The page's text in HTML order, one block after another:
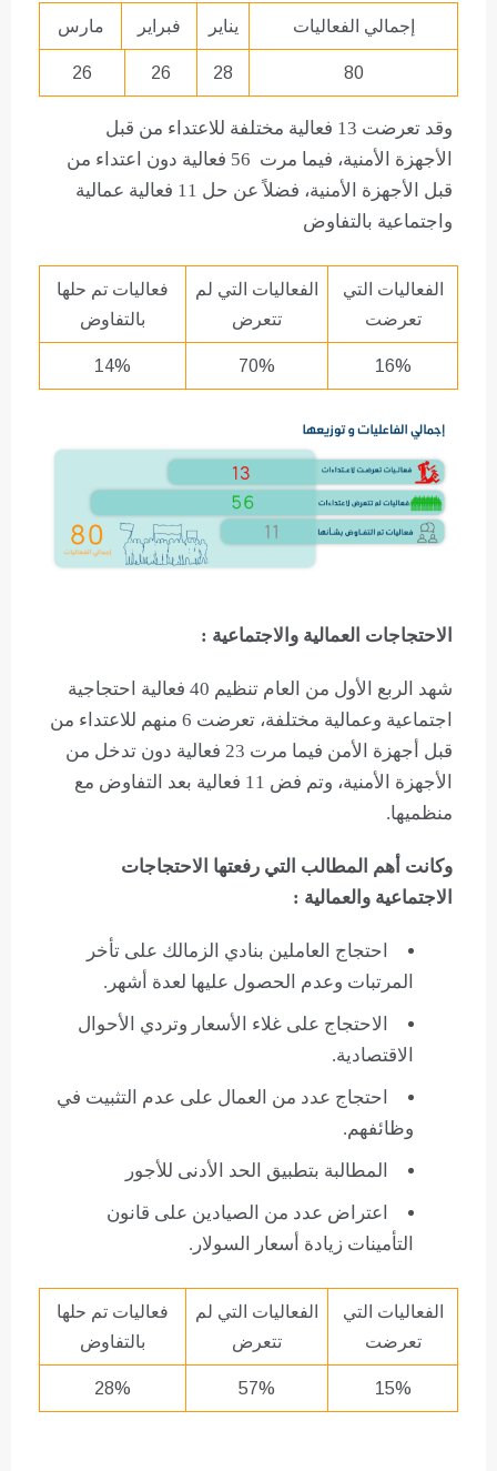
إجمالي الفعاليات يناير فبراير مارس
80
28
26
26
وقد تعرضت 13 فعالية مختلفة للاعتداء من قبل
الأجهزة الأمنية، فيما مرت 56 فعالية دون اعتداء من
قبل الأجهزة الأمنية، فضلاً عن حل 11 فعالية عمالية
واجتماعية بالتفاوض
الفعاليات التي
تعرضت
الفعاليات التي لم
تتعرض
فعاليات تم حلها
بالتفاوض
16%
70%
14%
الاحتجاجات العمالية والاجتماعية :
شهد الربع الأول من العام تنظيم 40 فعالية احتجاجية
اجتماعية وعمالية مختلفة، تعرضت 6 منهم للاعتداء من
قبل أجهزة الأمن فيما مرت 23 فعالية دون تدخل من
الأجهزة الأمنية، وتم فض 11 فعالية بعد التفاوض مع
منظميها.
وكانت أهم المطالب التي رفعتها الاحتجاجات
الاجتماعية والعمالية :
احتجاج العاملين بنادي الزمالك على تأخر
المرتبات وعدم الحصول عليها لعدة أشهر.
الاحتجاج على غلاء الأسعار وتردي الأحوال
الاقتصادية.
احتجاج عدد من العمال على عدم التثبيت في
وظائفهم.
المطالبة بتطبيق الحد الأدنى للأجور
اعتراض عدد من الصيادين على قانون
التأمينات زيادة أسعار السولار.
الفعاليات التي
تعرضت
الفعاليات التي لم
تتعرض
فعاليات تم حلها
بالتفاوض
15%
57%
28%